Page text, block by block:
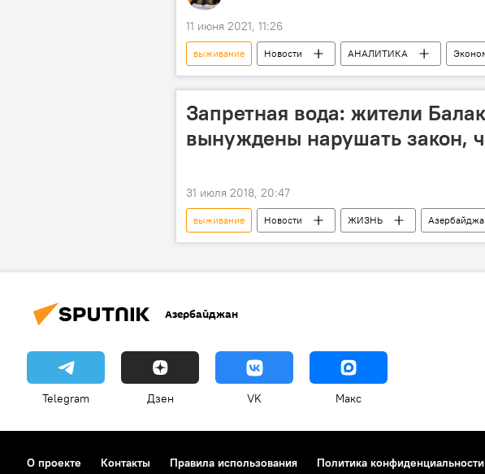
11 июня 2021, 11:26
выживание Новости АНАЛИТИКА
Колумнисты
энергетика Альтернативная
Запретная вода: жители
вынуждены нарушать закон,
31 июля 2018, 20:47
выживание Новости ЖИЗНЬ
Нарушение
линия водопроводные линии
Азербайджан
Telegram Дзен VK Макс
О проекте Контакты Правила использования Политика конфиденциальности